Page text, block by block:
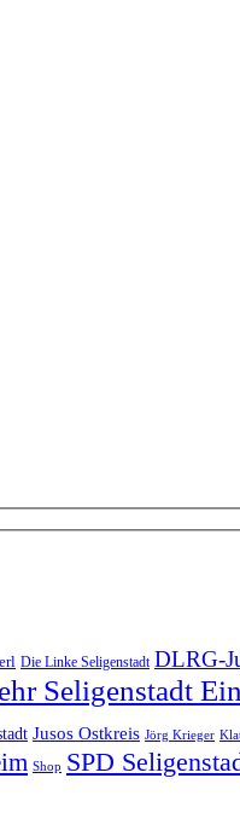
Die Linke Seligenstadt DLRG-
Seligenstadt
Jusos Ostkreis Jörg Krieger
Shop SPD